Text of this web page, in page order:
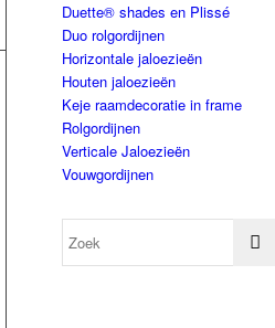
Duette® shades en Plissé
Duo rolgordijnen
Horizontale jaloezieën
Houten jaloezieën
Keje raamdecoratie in frame
Rolgordijnen
Verticale Jaloezieën
Vouwgordijnen